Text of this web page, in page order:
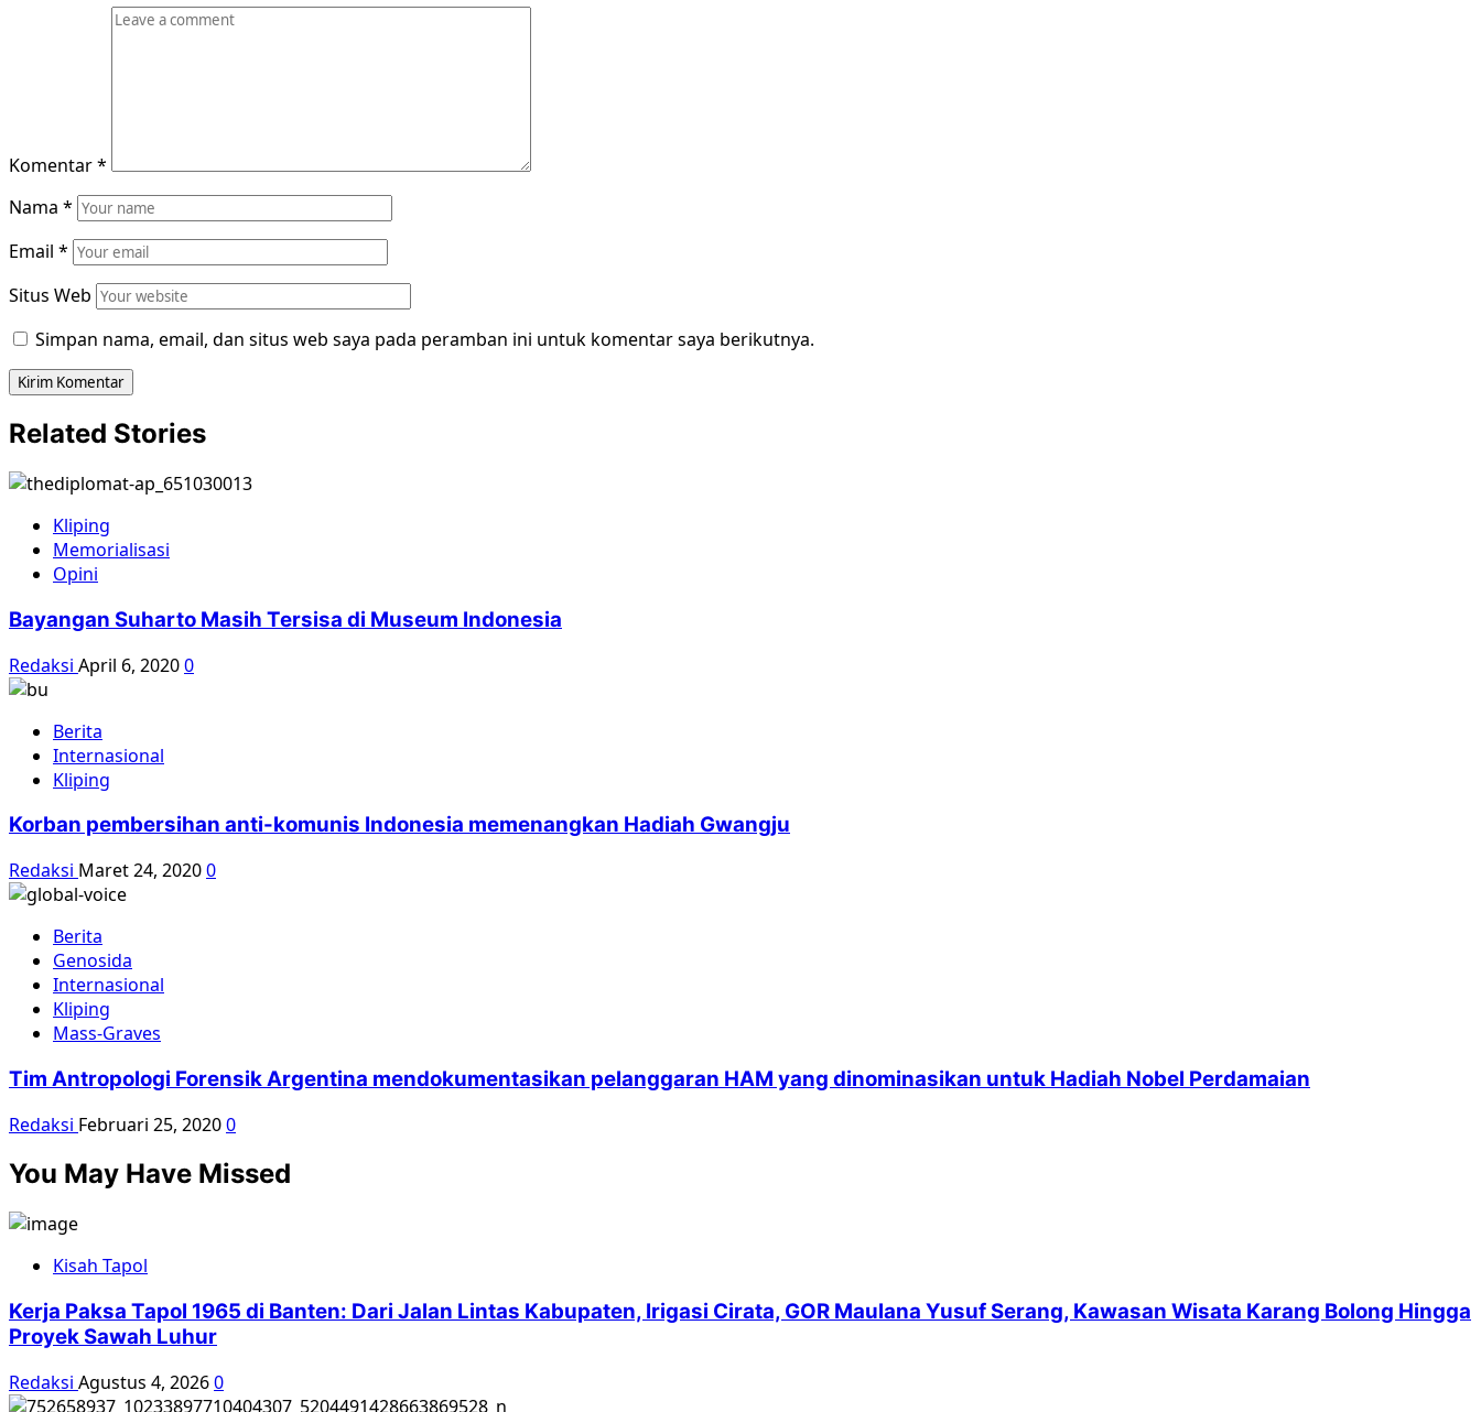
Komentar*
Nama *
Email *
Situs Web
Simpan nama, email, dan situs web saya pada peramban ini untuk komentar saya berikutnya.
Related Stories
Kliping
Memorialisasi
Opini
Bayangan Suharto Masih Tersisa di Museum Indonesia
Redaksi April 6, 20200
Berita
Internasional
Kliping
Korban pembersihan anti-komunis Indonesia memenangkan Hadiah Gwangju
Redaksi Maret 24, 20200
Berita
Genosida
Internasional
Kliping
Mass-Graves
Tim Antropologi Forensik Argentina mendokumentasikan pelanggaran HAM yang dinominasikan untuk Hadiah Nobel Perdamaian
Redaksi Februari 25, 20200
You May Have Missed
Kisah Tapol
Kerja Paksa Tapol 1965 di Banten: Dari Jalan Lintas Kabupaten, Irigasi Cirata, GOR Maulana Yusuf Serang, Kawasan Wisata Karang Bolong Hingga
Proyek Sawah Luhur
Redaksi Agustus 4, 20260